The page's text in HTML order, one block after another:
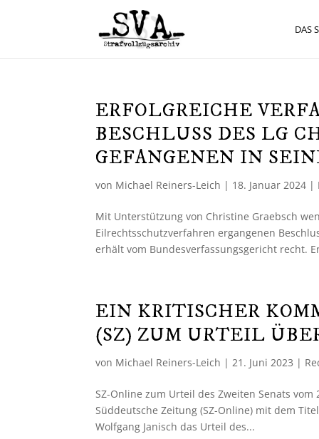
DAS
ERFOLGREICHE
BESCHLUSS DES LG
GEFANGENEN IN
von Michael Reiners-Leich | 18. Januar 2024 |
Mit Unterstützung von Christine Graebsch
Eilrechtsschutzverfahren ergangenen
erhält vom Bundesverfassungsgericht recht.
EIN KRITISCHER
(SZ) ZUM URTEIL
von Michael Reiners-Leich |21. Juni 2023 |
SZ-Online zum Urteil des Zweiten Senats
Süddeutsche Zeitung (SZ-Online) mit dem
Wolfgang Janisch das Urteil des...